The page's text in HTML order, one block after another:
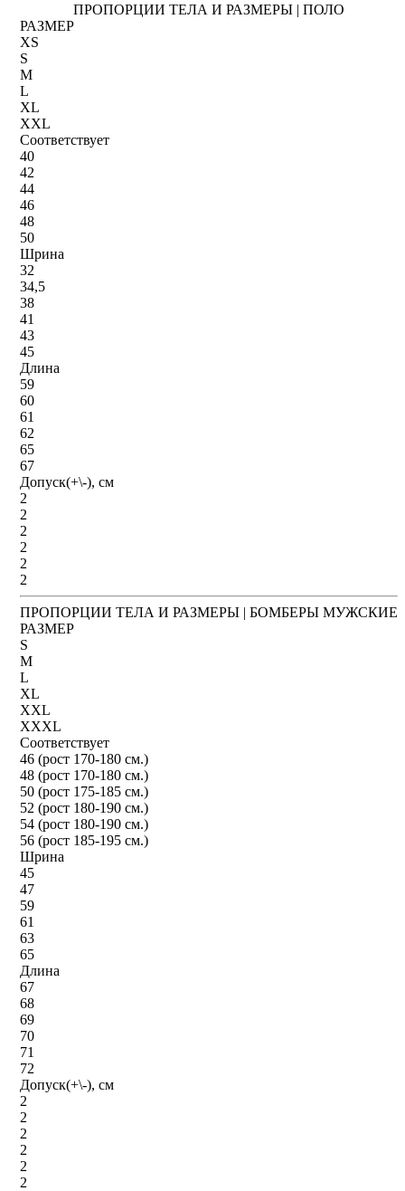
ПРОПОРЦИИ ТЕЛА И РАЗМЕРЫ | ПОЛО
РАЗМЕР
XS
S
M
L
XL
XXL
Соответствует
40
42
44
46
48
50
Шрина
32
34,5
38
41
43
45
Длина
59
60
61
62
65
67
Допуск(+\-), см
2
2
2
2
2
2
ПРОПОРЦИИ ТЕЛА И РАЗМЕРЫ | БОМБЕРЫ МУЖСКИЕ
РАЗМЕР
S
M
L
XL
XXL
XXXL
Соответствует
46 (рост 170-180 см.)
48 (рост 170-180 см.)
50 (рост 175-185 см.)
52 (рост 180-190 см.)
54 (рост 180-190 см.)
56 (рост 185-195 см.)
Шрина
45
47
59
61
63
65
Длина
67
68
69
70
71
72
Допуск(+\-), см
2
2
2
2
2
2